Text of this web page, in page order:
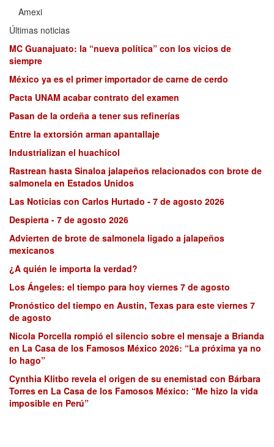
Amexi
Últimas noticias
MC Guanajuato: la “nueva política” con los vicios de
siempre
México ya es el primer importador de carne de cerdo
Pacta UNAM acabar contrato del examen
Pasan de la ordeña a tener sus refinerías
Entre la extorsión arman apantallaje
Industrializan el huachicol
Rastrean hasta Sinaloa jalapeños relacionados con brote de
salmonela en Estados Unidos
Las Noticias con Carlos Hurtado - 7 de agosto 2026
Despierta - 7 de agosto 2026
Advierten de brote de salmonela ligado a jalapeños
mexicanos
¿A quién le importa la verdad?
Los Ángeles: el tiempo para hoy viernes 7 de agosto
Pronóstico del tiempo en Austin, Texas para este viernes 7
de agosto
Nicola Porcella rompió el silencio sobre el mensaje a Brianda
en La Casa de los Famosos México 2026: “La próxima ya no
lo hago”
Cynthia Klitbo revela el origen de su enemistad con Bárbara
Torres en La Casa de los Famosos México: “Me hizo la vida
imposible en Perú”